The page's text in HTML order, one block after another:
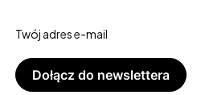
Twój adres e-mail
Dołącz do newslettera